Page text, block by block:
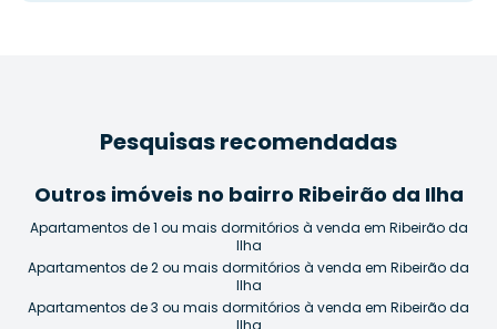
Pesquisas recomendadas
Outros imóveis no bairro Ribeirão da Ilha
Apartamentos de 1 ou mais dormitórios à venda em Ribeirão da
Ilha
Apartamentos de 2 ou mais dormitórios à venda em Ribeirão da
Ilha
Apartamentos de 3 ou mais dormitórios à venda em Ribeirão da
Ilha